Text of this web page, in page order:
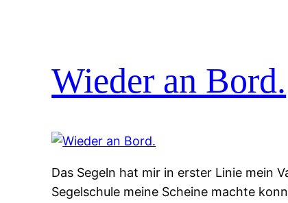
Wieder an Bord.
Das Segeln hat mir in erster Linie mein
Segelschule meine Scheine machte